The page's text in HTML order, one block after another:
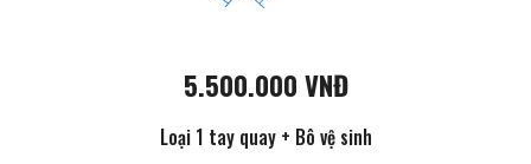
5.500.000 VNĐ
Loại 1 tay quay + Bô vệ sinh